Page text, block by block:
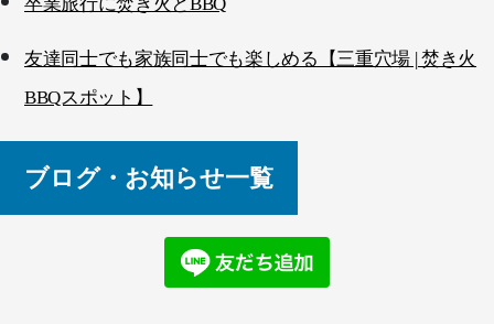
友達同士でも家族同士でも楽しめる【三重穴場 | 焚き火
BBQスポット】
ブログ・お知らせ一覧